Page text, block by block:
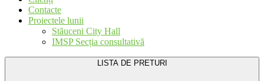
Contacte
Proiectele lunii
Stăuceni City Hall
IMSP Secția consultativă
LISTA DE PRETURI